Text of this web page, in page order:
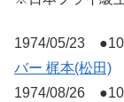
1974/05/23
バー 梶本(松田)
1974/08/26